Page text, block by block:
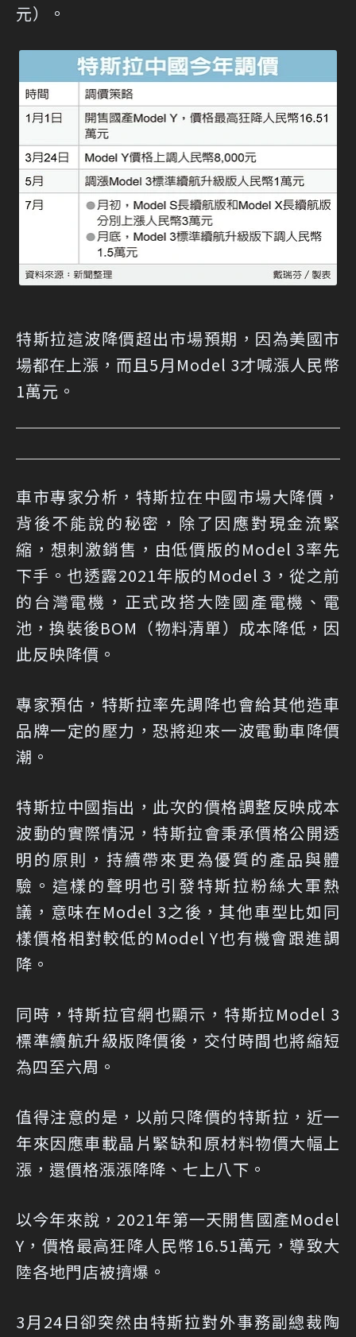
元）。
特斯拉這波降價超出市場預期，因為美國市
場都在上漲，而且5月Model 3才喊漲人民幣
1萬元。
車市專家分析，特斯拉在中國市場大降價，
背後不能說的秘密，除了因應對現金流緊
縮，想刺激銷售，由低價版的Model 3率先
下手。也透露2021年版的Model 3，從之前
的台灣電機，正式改搭大陸國產電機、電
池，換裝後BOM（物料清單）成本降低，因
此反映降價。
專家預估，特斯拉率先調降也會給其他造車
品牌一定的壓力，恐將迎來一波電動車降價
潮。
特斯拉中國指出，此次的價格調整反映成本
波動的實際情況，特斯拉會秉承價格公開透
明的原則，持續帶來更為優質的產品與體
驗。這樣的聲明也引發特斯拉粉絲大軍熱
議，意味在Model 3之後，其他車型比如同
樣價格相對較低的Model Y也有機會跟進調
降。
同時，特斯拉官網也顯示，特斯拉Model 3
標準續航升級版降價後，交付時間也將縮短
為四至六周。
值得注意的是，以前只降價的特斯拉，近一
年來因應車載晶片緊缺和原材料物價大幅上
漲，還價格漲漲降降、七上八下。
以今年來說，2021年第一天開售國產Model
Y，價格最高狂降人民幣16.51萬元，導致大
陸各地門店被擠爆。
3月24日卻突然由特斯拉對外事務副總裁陶